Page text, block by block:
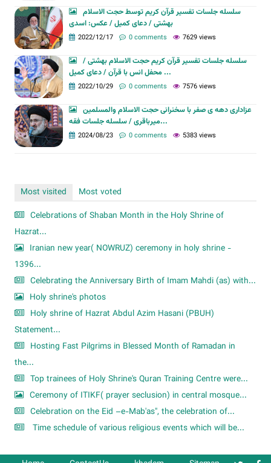
سلسله جلسات تفسیر قرآن کریم توسط حجت الاسلام
بهشتی / دعای کمیل / عکس: اسدی
2022/12/17 0 comments 7629 views
سلسله جلسات تفسیر قرآن کریم حجت الاسلام بهشتی /
محفل انس با قرآن / دعای کمیل ...
2022/10/29 0 comments 7576 views
عزاداری دهه ی صفر با سخنرانی حجت الاسلام والمسلمین
میرباقری / سلسله جلسات فقه...
2024/08/23 0 comments 5383 views
Most visited
Most voted
Celebrations of Shaban Month in the Holy Shrine of
Hazrat...
Iranian new year( NOWRUZ) ceremony in holy shrine -
1396...
Celebrating the Anniversary Birth of Imam Mahdi (as) with...
Holy shrine's photos
Holy shrine of Hazrat Abdul Azim Hasani (PBUH)
Statement...
Hosting Fast Pilgrims in Blessed Month of Ramadan in
the...
Top trainees of Holy Shrine's Quran Training Centre were...
Ceremony of ITIKF( prayer seclusion) in central mosque...
Celebration on the Eid –e-Mab'as", the celebration of...
Time schedule of various religious events which will be...